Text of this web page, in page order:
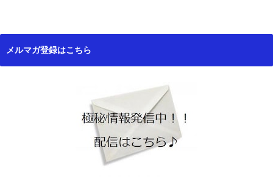
メルマガ登録はこちら